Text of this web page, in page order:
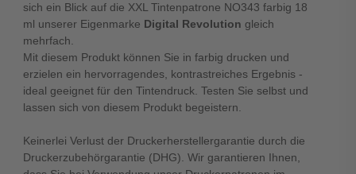
sich ein Blick auf die XXL Tintenpatrone NO343 farbig 18
ml unserer Eigenmarke Digital Revolution gleich
mehrfach.
Mit diesem Produkt können Sie in farbig drucken und
erzielen ein hervorragendes, kontrastreiches Ergebnis -
ideal geeignet für den Tintendruck. Testen Sie selbst und
lassen sich von diesem Produkt begeistern.
Keinerlei Verlust der Druckerherstellergarantie durch die
Druckerzubehörgarantie (DHG). Wir garantieren Ihnen,